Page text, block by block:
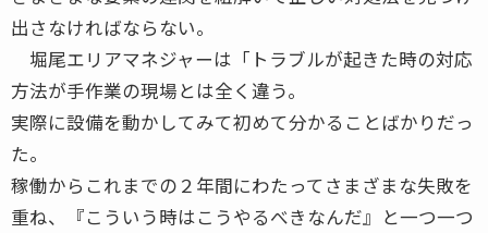
出さなければならない。
堀尾エリアマネジャーは「トラブルが起きた時の対応
方法が手作業の現場とは全く違う。
実際に設備を動かしてみて初めて分かることばかりだっ
た。
稼働からこれまでの２年間にわたってさまざまな失敗を
重ね、『こういう時はこうやるべきなんだ』と一つ一つ